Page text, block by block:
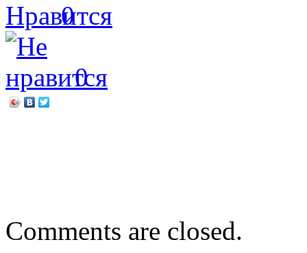
0
0
Comments are closed.